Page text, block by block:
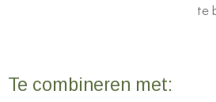
te
Te combineren met: